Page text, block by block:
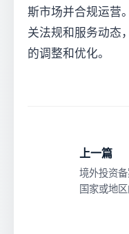
斯市场并合规运营
关法规和服务动态
的调整和优化。
上一篇
境外投资
国家或地